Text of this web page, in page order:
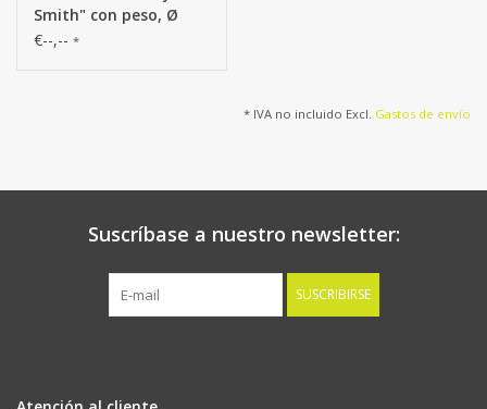
Smith" con peso, Ø
8cm
€--,-- *
* IVA no incluido Excl. Gastos de envío
Suscríbase a nuestro newsletter:
SUSCRIBIRSE